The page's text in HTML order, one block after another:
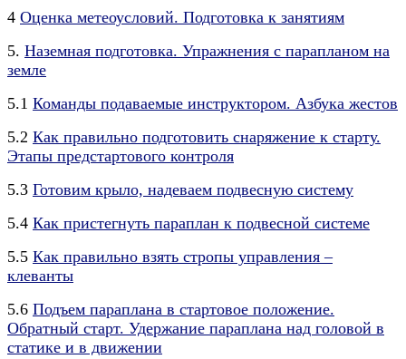
4 Оценка метеоусловий. Подготовка к занятиям
5. Наземная подготовка. Упражнения с парапланом на
земле
5.1 Команды подаваемые инструктором. Азбука жестов
5.2 Как правильно подготовить снаряжение к старту.
Этапы предстартового контроля
5.3 Готовим крыло, надеваем подвесную систему
5.4 Как пристегнуть параплан к подвесной системе
5.5 Как правильно взять стропы управления –
клеванты
5.6 Подъем параплана в стартовое положение.
Обратный старт. Удержание параплана над головой в
статике и в движении